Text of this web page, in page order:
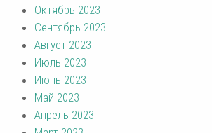
Октябрь 2023
Сентябрь 2023
Август 2023
Июль 2023
Июнь 2023
Май 2023
Апрель 2023